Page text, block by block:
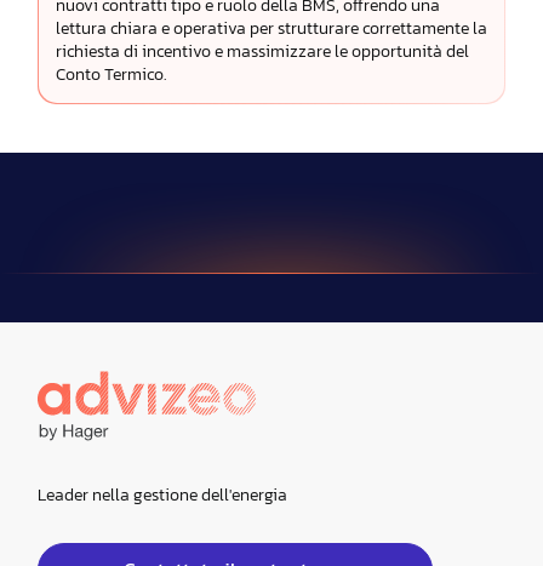
lettura chiara e operativa per strutturare correttamente la
richiesta di incentivo e massimizzare le opportunità del
Conto Termico.
Leader nella gestione dell'energia